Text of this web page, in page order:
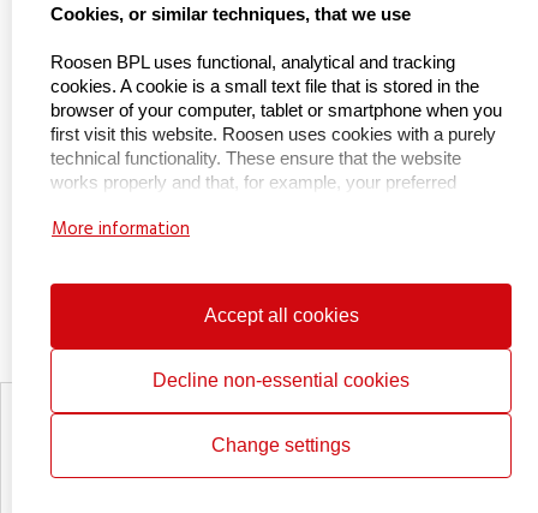
About us
About BPL Handling
Certifications
Working at
Privacy statement
More about our lifting aids
Cookies, or similar techniques, that we use
Roosen BPL uses functional, analytical and tracking
cookies. A cookie is a small text file that is stored in the
browser of your computer, tablet or smartphone when you
first visit this website. Roosen uses cookies with a purely
technical functionality. These ensure that the website
works properly and that, for example, your preferred
make the website work properly and to optimize it. In
already informed you about these cookies and asked for
your permission to place them. You can opt out of cookies
by setting your internet browser so that it no longer stores
was previously stored via your browser settings. For an
More information
Accept all cookies
Decline non-essential cookies
Change settings